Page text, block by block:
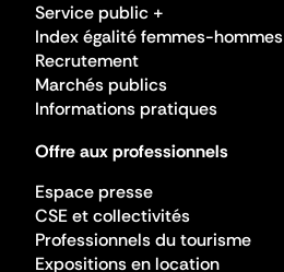
Service public +
Index égalité femmes-hommes
Recrutement
Marchés publics
Informations pratiques
Offre aux professionnels
Espace presse
CSE et collectivités
Professionnels du tourisme
Expositions en location